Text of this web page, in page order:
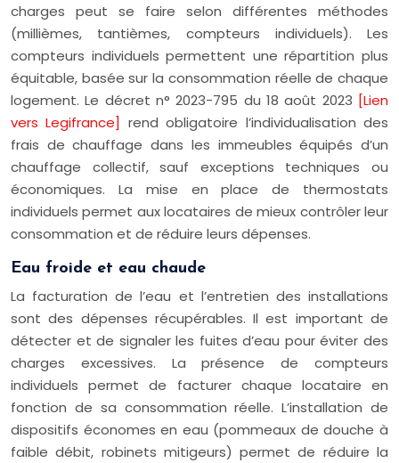
charges peut se faire selon différentes méthodes
(millièmes, tantièmes, compteurs individuels). Les
compteurs individuels permettent une répartition plus
équitable, basée sur la consommation réelle de chaque
logement. Le décret n° 2023-795 du 18 août 2023 [Lien
vers Legifrance] rend obligatoire l’individualisation des
frais de chauffage dans les immeubles équipés d’un
chauffage collectif, sauf exceptions techniques ou
économiques. La mise en place de thermostats
individuels permet aux locataires de mieux contrôler leur
consommation et de réduire leurs dépenses.
Eau froide et eau chaude
La facturation de l’eau et l’entretien des installations
sont des dépenses récupérables. Il est important de
détecter et de signaler les fuites d’eau pour éviter des
charges excessives. La présence de compteurs
individuels permet de facturer chaque locataire en
fonction de sa consommation réelle. L’installation de
dispositifs économes en eau (pommeaux de douche à
faible débit, robinets mitigeurs) permet de réduire la